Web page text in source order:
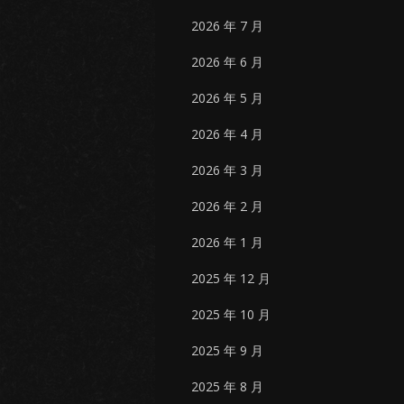
2026 年 7 月
2026 年 6 月
2026 年 5 月
2026 年 4 月
2026 年 3 月
2026 年 2 月
2026 年 1 月
2025 年 12 月
2025 年 10 月
2025 年 9 月
2025 年 8 月